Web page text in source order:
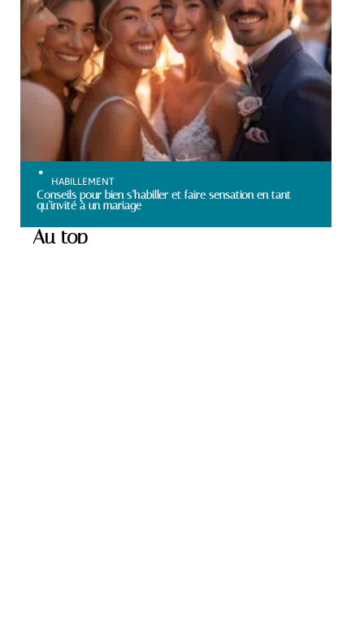
HABILLEMENT
Conseils pour bien s’habiller et faire sensation en tant
qu’invité à un mariage
Au top